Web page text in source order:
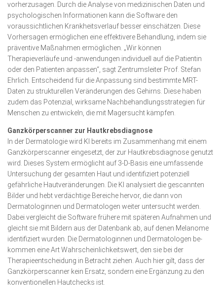
vorherzusagen. Durch die Analyse von medizinischen Daten und
psychologischen Informationen kann die Software den
voraussichtlichen Krankheitsverlauf besser einschätzen. Diese
Vorhersagen ermöglichen eine effektivere Behandlung, indem sie
präventive Maßnahmen ermöglichen. „Wir können
Therapieverläufe und -anwendungen individuell auf die Patientin
oder den Patienten anpassen“, sagt Zentrums­leiter Prof. Stefan
Ehrlich. Entscheidend für die Anpassung sind bestimmte MRT-
Daten zu strukturellen Veränderungen des Gehirns. Diese haben
zudem das Poten­zial, wirksame Nach­behandlungsstrategien für
Menschen zu entwickeln, die mit Magersucht kämpfen.
Ganzkörperscanner zur Hautkrebsdiagnose
In der Dermatologie wird KI bereits im Zusammenhang mit einem
Ganzkörperscanner eingesetzt, der zur Hautkrebs­diagnose genutzt
wird. Dieses System ermöglicht auf 3-D-Basis eine umfassende
Untersuchung der gesamten Haut und identifiziert potenziell
gefährliche Hautverände­rungen. Die KI analysiert die gescannten
Bilder und hebt verdächtige Be­reiche hervor, die dann von
Dermatologinnen und Derma­tologen weiter untersucht werden.
Dabei vergleicht die Soft­ware frühere mit späteren Aufnahmen und
gleicht sie mit Bildern aus der Datenbank ab, auf denen Me­la­nome
identifiziert wurden. Die Dermatologin­nen und Dermatologen be­
kommen eine Art Wah­r­schein­lichkeitswert, den sie bei der
Therapie­entschei­dung in Betracht ziehen. Auch hier gilt, dass der
Ganzkörper­scanner kein Ersatz, sondern eine Ergänzung zu den
konventionellen Hautchecks ist.